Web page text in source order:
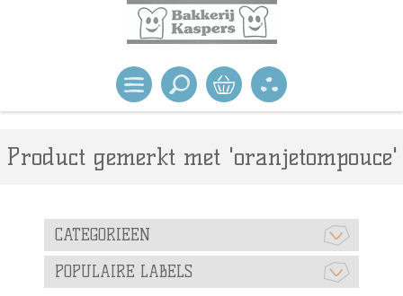
Product gemerkt met 'oranjetompouce'
CATEGORIEEN
POPULAIRE LABELS